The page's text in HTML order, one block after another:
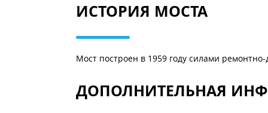
ИСТОРИЯ МОСТА
Мост построен в 1959 году силами
ДОПОЛНИТЕЛЬНАЯ